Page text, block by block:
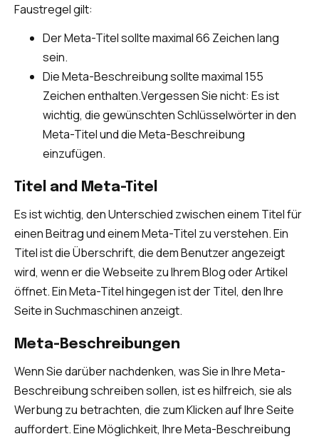
Faustregel gilt:
Der Meta-Titel sollte maximal 66 Zeichen lang
sein.
Die Meta-Beschreibung sollte maximal 155
Zeichen enthalten.Vergessen Sie nicht: Es ist
wichtig, die gewünschten Schlüsselwörter in den
Meta-Titel und die Meta-Beschreibung
einzufügen.
Titel and Meta-Titel
Es ist wichtig, den Unterschied zwischen einem Titel für
einen Beitrag und einem Meta-Titel zu verstehen. Ein
Titel ist die Überschrift, die dem Benutzer angezeigt
wird, wenn er die Webseite zu Ihrem Blog oder Artikel
öffnet. Ein Meta-Titel hingegen ist der Titel, den Ihre
Seite in Suchmaschinen anzeigt.
Meta-Beschreibungen
Wenn Sie darüber nachdenken, was Sie in Ihre Meta-
Beschreibung schreiben sollen, ist es hilfreich, sie als
Werbung zu betrachten, die zum Klicken auf Ihre Seite
auffordert. Eine Möglichkeit, Ihre Meta-Beschreibung